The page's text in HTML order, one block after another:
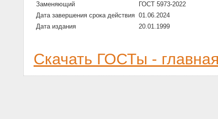
Заменяющий
ГОСТ 5973-2022
Дата завершения срока действия 01.06.2024
Дата издания
20.01.1999
Скачать ГОСТы -